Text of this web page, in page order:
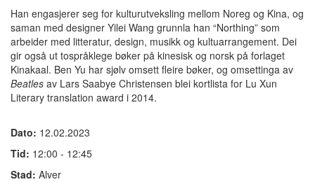
Han engasjerer seg for kulturutveksling mellom Noreg og Kina, og
saman med designer Yilei Wang grunnla han “Northing” som
arbeider med litteratur, design, musikk og kultuarrangement. Dei
gir også ut tospråklege bøker på kinesisk og norsk på forlaget
Kinakaal. Ben Yu har sjølv omsett fleire bøker, og omsettinga av
Beatles av Lars Saabye Christensen blei kortlista for Lu Xun
Literary translation award i 2014.
Dato: 12.02.2023
Tid: 12:00 - 12:45
Stad: Alver